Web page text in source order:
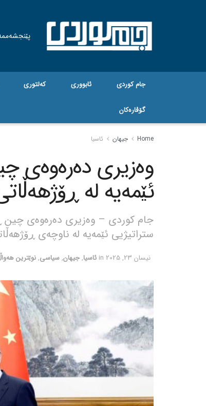
پێنجشەممە,
جام کوردی ئابووری کەلتوری
گۆڤاره‌کان
Home جیهان ئاسیا
وەزیری دەرەوەی
ئێمەیە لە
جام کوردی – وەزیری دەرەوەی چین
ستراتیژیی ئێمەیە لە ناوچەی
نیسان 23, 2025 in ئاسیا,جیهان,سیاسی,نوێترین